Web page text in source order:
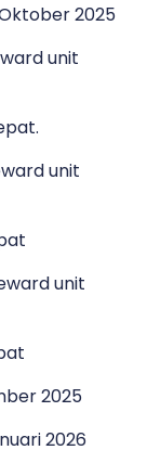
2025
unit
unit
unit
2025
2026